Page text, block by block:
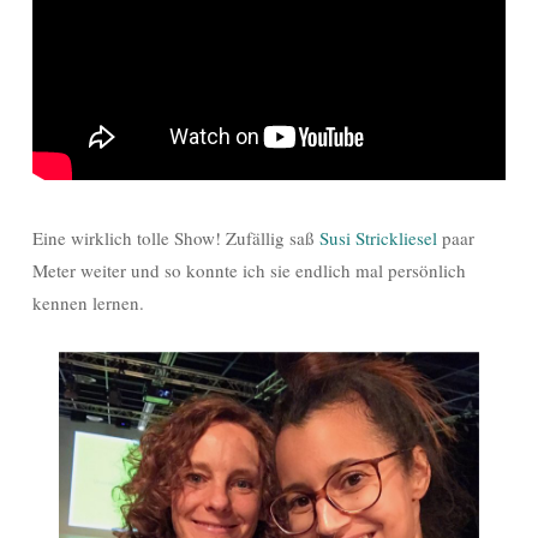
Eine wirklich tolle Show! Zufällig saß Susi Strickliesel paar
Meter weiter und so konnte ich sie endlich mal persönlich
kennen lernen.